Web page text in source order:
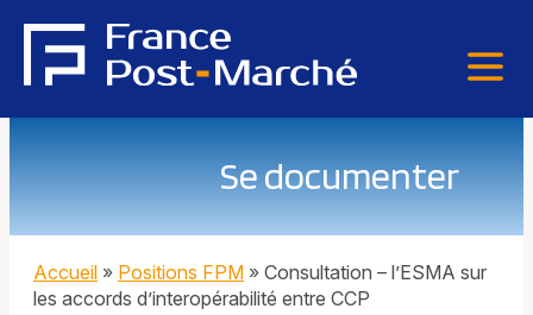
Se documenter
Accueil » Positions FPM » Consultation – l’ESMA sur
les accords d’interopérabilité entre CCP